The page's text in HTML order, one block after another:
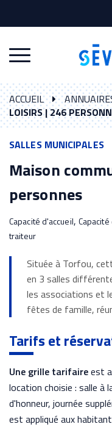
Aller
à
la
navigation
ACCUEIL
LOISIRS | 246
SALLES MUNICIPALES
Maison
personnes
Capacité d'accueil,
traiteur
Située à Torfou,
en 3 salles
les associations et
fêtes de famille,
Tarifs et
Une grille tarifaireest
location choisie : salle à
d'honneur, journée
est appliqué aux